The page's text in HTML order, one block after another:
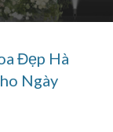
Đẹp Hà
Ngày